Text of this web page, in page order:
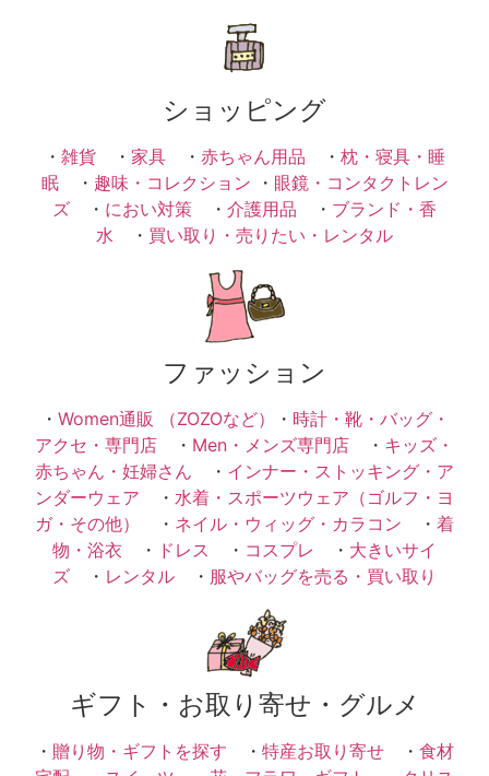
ショッピング
・ 雑貨 ・ 家具 ・ 赤ちゃん用品 ・ 枕・寝具・睡
眠・ 趣味・コレクション ・ 眼鏡・コンタクトレン
ズ ・ におい対策 ・ 介護用品 ・ ブランド・香
水 ・ 買い取り・売りたい・レンタル
ファッション
・ Women通販 （ZOZOなど） ・ 時計・靴・バッグ・
アクセ・専門店 ・ Men・メンズ専門店 ・ キッズ・
赤ちゃん・妊婦さん ・ インナー・ストッキング・ア
ンダーウェア ・ 水着・スポーツウェア（ゴルフ・ヨ
ガ・その他）
・ ネイル・ウィッグ・カラコン ・ 着
物・浴衣 ・ ドレス ・ コスプレ ・ 大きいサイ
ズ ・ レンタル ・ 服やバッグを売る・買い取り
ギフト・お取り寄せ・グルメ
・ 贈り物・ギフトを探す ・ 特産お取り寄せ ・ 食材